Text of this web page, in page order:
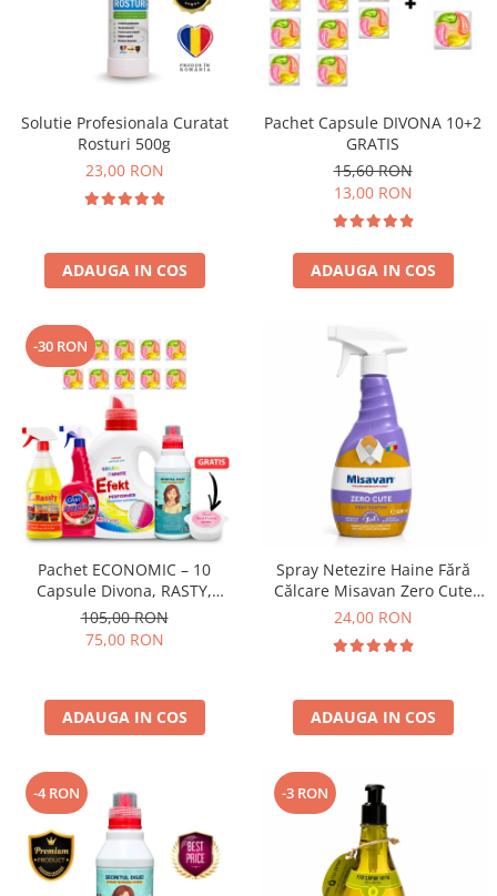
Solutie Profesionala Curatat
Rosturi 500g
23,00 RON
ADAUGA IN COS
Pachet Capsule DIVONA 10+2
GRATIS
15,60 RON
13,00 RON
ADAUGA IN COS
-30 RON
Pachet ECONOMIC – 10
Capsule Divona, RASTY,
ACEPRIN, Efekt, Secretul Deliei
+ Sare Inalbire GRATIS
105,00 RON
75,00 RON
ADAUGA IN COS
Spray Netezire Haine Fără
Călcare Misavan Zero Cute
Zero Parfum 500 ml
24,00 RON
ADAUGA IN COS
-4 RON -3 RON